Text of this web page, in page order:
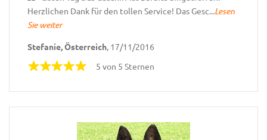
Herzlichen Dank für den tollen Service! Das Gesc...Lesen
Sie weiter
Stefanie, Österreich, 17/11/2016
5 von 5 Sternen